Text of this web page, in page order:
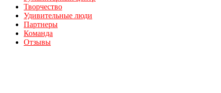
Творчество
Удивительные люди
Партнеры
Команда
Отзывы